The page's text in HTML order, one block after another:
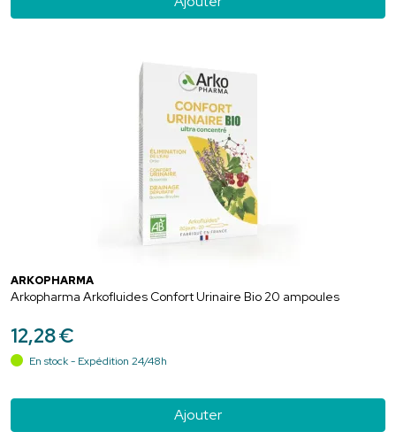
ARKOPHARMA
Arkopharma Arkofluides Confort Urinaire Bio 20 ampoules
12,28€
En stock - Expédition 24/48h
Ajouter